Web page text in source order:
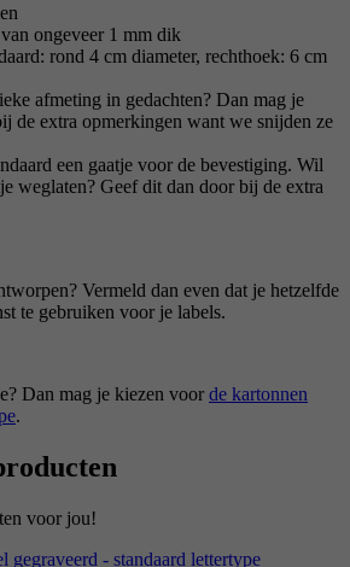
ongeveer 1 mm dik
rond 4 cm diameter, rechthoek: 6 cm
afmeting in gedachten? Dan mag je
de extra opmerkingen want we snijden ze
een gaatje voor de bevestiging. Wil
weglaten? Geef dit dan door bij de extra
Vermeld dan even dat je hetzelfde
te gebruiken voor je labels.
Dan mag je kiezen voor de kartonnen
.
voor jou!